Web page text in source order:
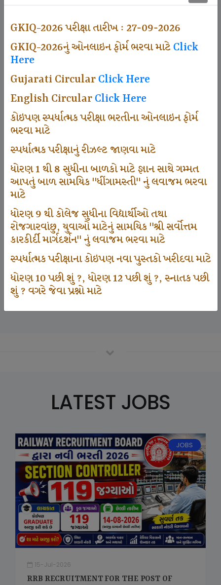
GKIQ-2026 પરીક્ષા તારીખ : 27-09-2026
GKIQ-2026નું ઓનલાઇન ફોર્મ ભરવા માટેClick
Here
Gujarati CircularClick Here
English CircularClick Here
કોઇપણ સ્પર્ધાત્મક પરીક્ષા ભરતીના ઓનલાઇન ફોર્મ
ભરવા માટે
સ્પર્ધાત્મક પરીક્ષાનું રીઝલ્ટ જાણવા માટે
ધોરણ 1 થી 8 સુધીના બાળકો માટે જ્ઞાન સાથે ગમ્મત
આપતું બાળ સામયિક "ધીંગામસ્તી" નું લવાજમ ભરવા
માટે
ધોરણ 9 થી કોલેજ સુધીના વિદ્યાર્થીઓ તથા
રોજગારવાંછુ, યુવાઓ માટેનું સામયિક "શ્રી સર્વોત્તમ
કારકીર્દી માર્ગદર્શન" નું લવાજમ ભરવા માટે
સ્પર્ધાત્મક પરીક્ષાના કોઇપણ નવા પુસ્તકો ખરીદવા માટે
ધોરણ 10 પછી શું ?, ધોરણ 12 પછી શું ?, સ્નાતક પછી
શું ? વગરે જેવા પ્રશ્નો માટે
501
Dhingamasti Subscription
671
1000
Participate School In GKIQ
125000
LATEST JOBS
JOBS
15-Jul-2026
RRB RECRUITMENT FOR THE POST OF